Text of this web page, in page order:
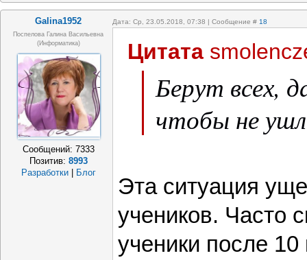
Galina1952 Дата: Ср, 23.05.2018, 07:38 | Сообщение # 18
Поспелова Галина Васильевна
(информатика)
Сообщений: 7333
Позитив: 8993
Разработки
Блог
Цитата
Берут всех,
чтобы не
Эта ситуация
учеников. Часто
ученики после 10